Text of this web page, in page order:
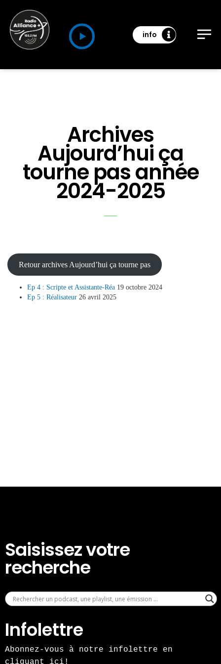
info
Archives
Aujourd’hui ça
tourne pas année
2024-2025
Retour archives Aujourd’hui ça tourne pas
Ep 4 : Scripte et Assistante-Réa 19 octobre 2024
Ep 5 : Réalisateur 26 avril 2025
Saisissez votre
recherche
Infolettre
Abonnez-vous à notre infolettre en
cliquant ici!